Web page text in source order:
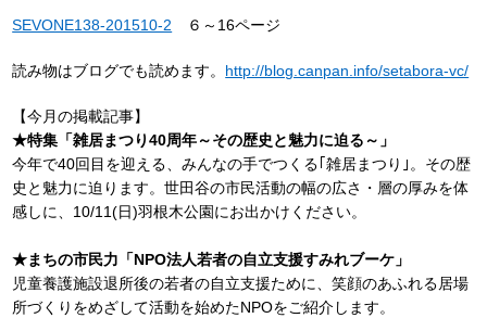
SEVONE138-201510-2 ６～16ページ
読み物はブログでも読めます。 http://blog.canpan.info/setabora-vc/
【今月の掲載記事】
★特集「雑居まつり40周年～その歴史と魅力に迫る～」
今年で40回目を迎える、みんなの手でつくる｢雑居まつり｣。その歴
史と魅力に迫ります。世田谷の市民活動の幅の広さ・層の厚みを体
感しに、10/11(日)羽根木公園にお出かけください。
★まちの市民力「NPO法人若者の自立支援すみれブーケ」
児童養護施設退所後の若者の自立支援ために、笑顔のあふれる居場
所づくりをめざして活動を始めたNPOをご紹介します。